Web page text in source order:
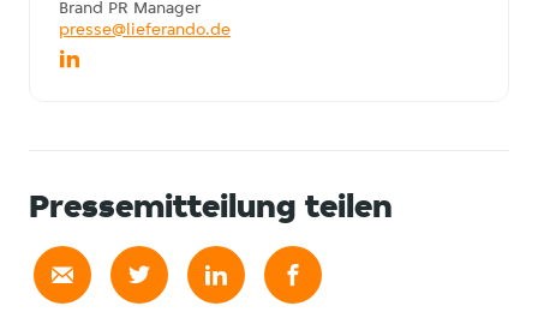
Brand PR Manager
presse@lieferando.de
Pressemitteilung teilen